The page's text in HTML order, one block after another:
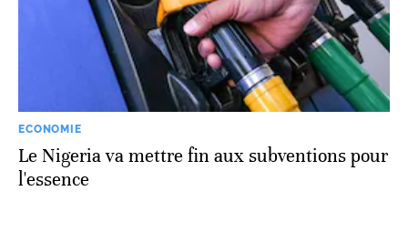
ECONOMIE
Le Nigeria va mettre fin aux subventions pour
l'essence